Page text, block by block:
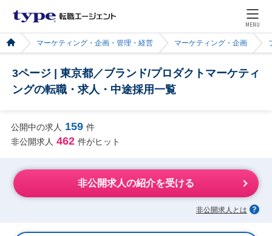
MENU
マーケティング・企画・管理・経営 マーケティング・企画
3ページ | 東京都／ブランド/プロダクトマーケティ
ングの転職・求人・中途採用一覧
公開中の求人 159 件
非公開求人 462 件がヒット
非公開求人の紹介を受ける
非公開求人とは